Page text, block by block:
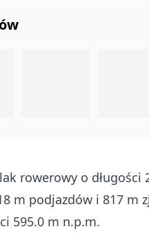
rowerowy o długości
m podjazdów i 817 m
595.0 m n.p.m.